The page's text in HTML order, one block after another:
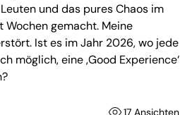
und das pures Chaos im
gemacht. Meine
Ist es im Jahr 2026, wo jede
möglich, eine ‚Good Experience‘
17 Ansichten